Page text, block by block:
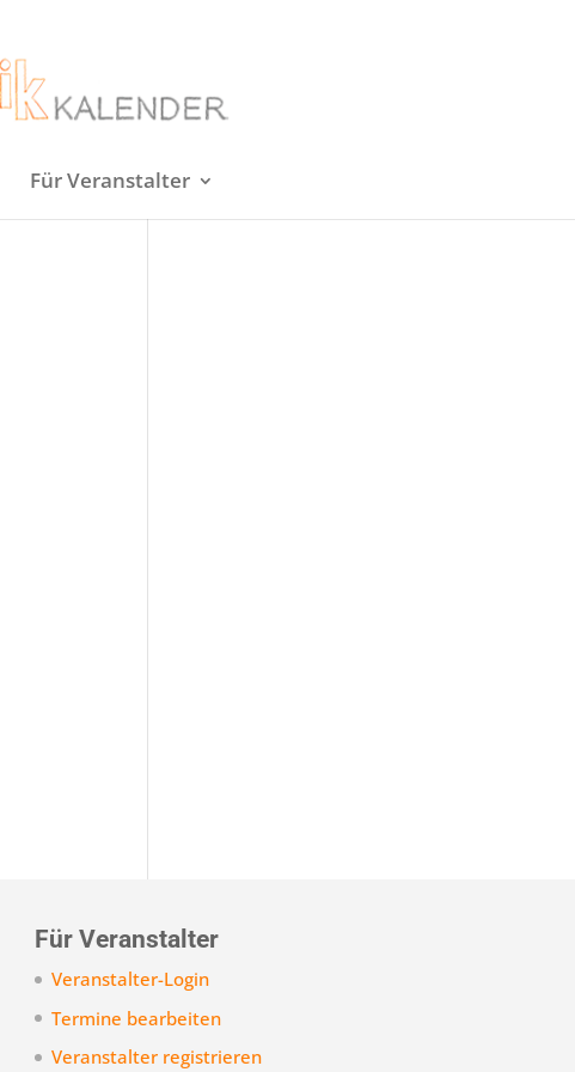
Für Veranstalter
Für Veranstalter
Veranstalter-Login
Termine bearbeiten
Veranstalter registrieren